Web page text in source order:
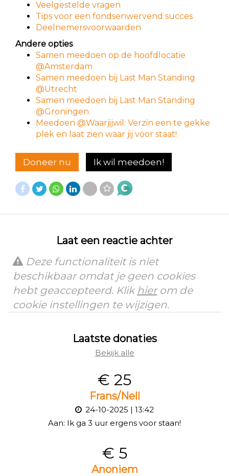
Veelgestelde vragen
Tips voor een fondsenwervend succes
Deelnemersvoorwaarden
Andere opties
Samen meedoen op de hoofdlocatie
@Amsterdam
Samen meedoen bij Last Man Standing
@Utrecht
Samen meedoen bij Last Man Standing
@Groningen
Meedoen @Waarjijwil: Verzin een te gekke
plek en laat zien waar jij voor staat!
Doneer nu Ik wil meedoen!
Laat een reactie achter
Deze functionaliteit is niet
beschikbaar omdat je geen cookies
hebt geaccepteerd. Klik hierom de
cookie instellingen te wijzigen.
Laatste donaties
Bekijk alle
€ 25
Frans/Nell
24-10-2025 | 13:42
Aan: Ik ga 3 uur ergens voor staan!
€ 5
Anoniem